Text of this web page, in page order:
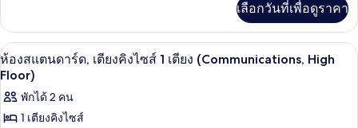
ไซส์
1
เตียง,
พร้อม
สิ่ง
เกี่ยว
กับ
ห้อง
สวี
เตียง
คิง
เลือกวันที่เพื่อดูราคา
เปิด
ภาพถ่าย
ทั้งหมด
ของ
เครื่องนอนป้องกันสารก่อภูมิแพ้, ตู้นิรภั
3
ห้องสแตนดาร์ด, เตียงคิงไซส์ 1 เตียง (Communications, High
Floor)
พักได้ 2 คน
1 เตียงคิงไซส์